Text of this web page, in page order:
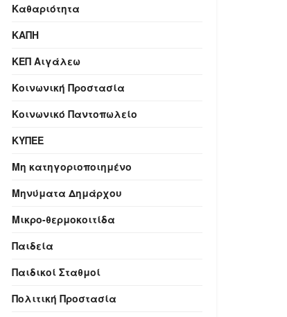
Καθαριότητα
ΚΑΠΗ
ΚΕΠ Αιγάλεω
Κοινωνική Προστασία
Κοινωνικό Παντοπωλείο
ΚΥΠΕΕ
Μη κατηγοριοποιημένο
Μηνύματα Δημάρχου
Μικρο-θερμοκοιτίδα
Παιδεία
Παιδικοί Σταθμοί
Πολιτική Προστασία